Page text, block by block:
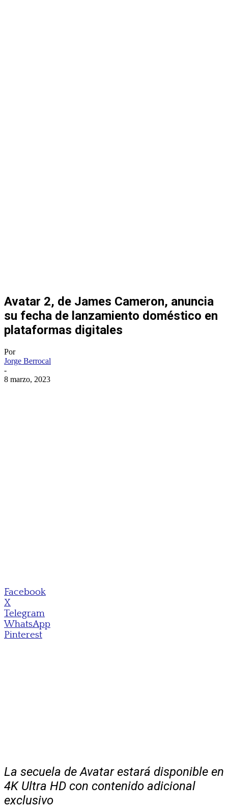
Avatar 2, de James Cameron, anuncia
su fecha de lanzamiento doméstico en
plataformas digitales
Por
Jorge Berrocal
-
8 marzo, 2023
Facebook
X
Telegram
WhatsApp
Pinterest
La secuela de Avatar estará disponible en
4K Ultra HD con contenido adicional
exclusivo